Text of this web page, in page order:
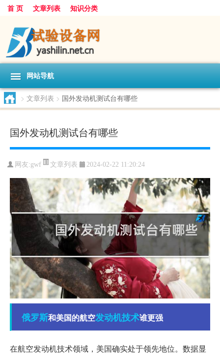
首 页 文章列表 知识分类
网站导航
> 文章列表 > 国外发动机测试台有哪些
国外发动机测试台有哪些
网友:gwf 文章列表 2024-02-22 11:20:24
俄罗斯和美国的航空发动机技术谁更强
在航空发动机技术领域，美国确实处于领先地位。数据显